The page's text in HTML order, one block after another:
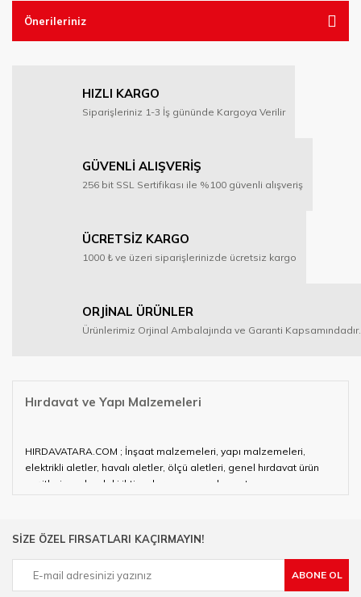
Önerileriniz
HIZLI KARGO
Siparişleriniz 1-3 İş gününde Kargoya Verilir
GÜVENLİ ALIŞVERİŞ
256 bit SSL Sertifikası ile %100 güvenli alışveriş
ÜCRETSİZ KARGO
1000 ₺ ve üzeri siparişlerinizde ücretsiz kargo
ORJİNAL ÜRÜNLER
Ürünlerimiz Orjinal Ambalajında ve Garanti Kapsamındadır.
Hırdavat ve Yapı Malzemeleri
HIRDAVATARA.COM ; İnşaat malzemeleri, yapı malzemeleri,
elektrikli aletler, havalı aletler, ölçü aletleri, genel hırdavat ürün
çeşitleri ve alandaki ihtiyaçlarınızın neredeyse tamamını
çalışan HIRDAVATARA.COM geniş ürün yelpazesi ile siz değerli
Ülkemizde özellikle gelişen sanayi, inşaat ve fabrikalaşma
SİZE ÖZEL FIRSATLARI KAÇIRMAYIN!
ABONE OL